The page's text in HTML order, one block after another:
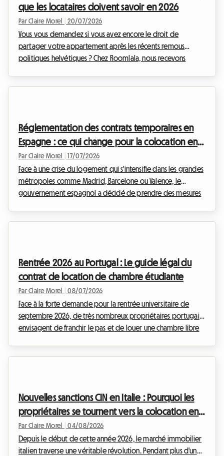
que les locataires doivent savoir en 2026
Par Claire Morel 20/07/2026
Vous vous demandez si vous avez encore le droit de
partager votre appartement après les récents remous
politiques helvétiques ? Chez Roomlala, nous recevons
fins de mois ou proposer une chambre meublée à un
étudian...
Réglementation des contrats temporaires en
Espagne : ce qui change pour la colocation en
2026
Par Claire Morel 17/07/2026
Face à une crise du logement qui s'intensifie dans les grandes
métropoles comme Madrid, Barcelone ou Valence, le
gouvernement espagnol a décidé de prendre des mesures
ces évolutions pour vous accompagner au ...
Rentrée 2026 au Portugal : Le guide légal du
contrat de location de chambre étudiante
Par Claire Morel 08/07/2026
Face à la forte demande pour la rentrée universitaire de
septembre 2026, de très nombreux propriétaires portugais
envisagent de franchir le pas et de louer une chambre libre
strictement ces pratiques pour ...
Nouvelles sanctions CIN en Italie : Pourquoi les
propriétaires se tournent vers la colocation en
2026
Par Claire Morel 04/08/2026
Depuis le début de cette année 2026, le marché immobilier
italien traverse une véritable révolution. Pendant plus d'une